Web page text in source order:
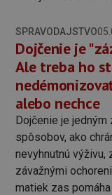
SPRAVODAJSTVO
Dojčenie je
Ale treba ho
alebo nechce
Dojčenie je jedným
spôsobov, ako
nevyhnutnú výživu,
závažnými
matiek zas